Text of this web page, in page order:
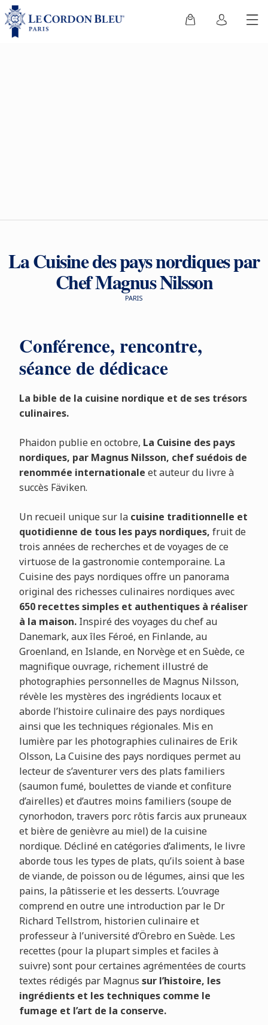
La Cuisine des pays nordiques par
Chef Magnus Nilsson
PARIS
Conférence, rencontre,
séance de dédicace
La bible de la cuisine nordique et de ses trésors
culinaires.
Phaidon publie en octobre, La Cuisine des pays
nordiques, par Magnus Nilsson, chef suédois de
renommée internationale et auteur du livre à
succès Fäviken.
Un recueil unique sur la cuisine traditionnelle et
quotidienne de tous les pays nordiques, fruit de
trois années de recherches et de voyages de ce
virtuose de la gastronomie contemporaine. La
Cuisine des pays nordiques offre un panorama
original des richesses culinaires nordiques avec
650 recettes simples et authentiques à réaliser
à la maison.Inspiré des voyages du chef au
Danemark, aux îles Féroé, en Finlande, au
Groenland, en Islande, en Norvège et en Suède, ce
magnifique ouvrage, richement illustré de
photographies personnelles de Magnus Nilsson,
révèle les mystères des ingrédients locaux et
aborde l’histoire culinaire des pays nordiques
ainsi que les techniques régionales. Mis en
lumière par les photographies culinaires de Erik
Olsson, La Cuisine des pays nordiques permet au
lecteur de s’aventurer vers des plats familiers
(saumon fumé, boulettes de viande et confiture
d’airelles) et d’autres moins familiers (soupe de
cynorhodon, travers porc rôtis farcis aux pruneaux
et bière de genièvre au miel) de la cuisine
nordique. Décliné en catégories d’aliments, le livre
aborde tous les types de plats, qu’ils soient à base
de viande, de poisson ou de légumes, ainsi que les
pains, la pâtisserie et les desserts. L’ouvrage
comprend en outre une introduction par le Dr
Richard Tellstrom, historien culinaire et
professeur à l’université d’Örebro en Suède. Les
recettes (pour la plupart simples et faciles à
suivre) sont pour certaines agrémentées de courts
textes rédigés par Magnus sur l’histoire, les
ingrédients et les techniques comme le
fumage et l’art de la conserve.